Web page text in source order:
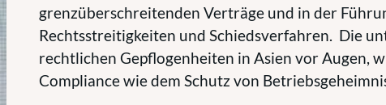
grenzüberschreitenden Verträge und in der
Rechtsstreitigkeiten und Schiedsverfahren.
Die
rechtlichen Gepflogenheiten in Asien vor Augen,
Compliance wie dem Schutz von